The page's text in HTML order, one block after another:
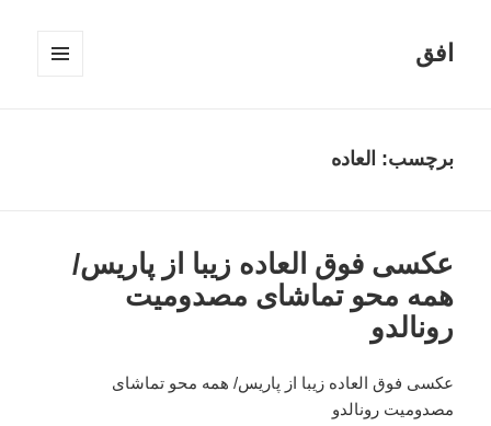
افق
برچسب: العاده
عکسی فوق العاده زیبا از پاریس/
همه محو تماشای مصدومیت
رونالدو
عکسی فوق العاده زیبا از پاریس/ همه محو تماشای
مصدومیت رونالدو